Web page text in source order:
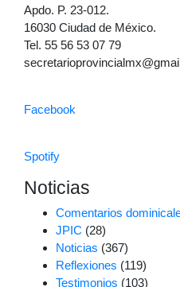
Apdo. P. 23-012.
16030 Ciudad de México.
Tel. 55 56 53 07 79
Facebook
Spotify
Noticias
Comentarios
JPIC (28)
Noticias (367)
Reflexiones (119)
Testimonios (103)